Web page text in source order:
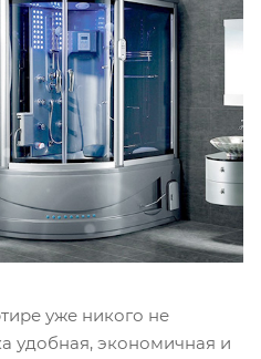
уже никого не
удобная, экономичная и